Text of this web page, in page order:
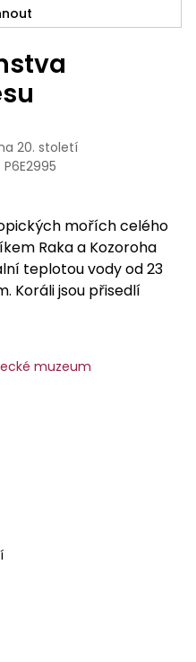
20. století
mořích celého
Raka a Kozoroha
teplotou vody od 23
Koráli jsou přisedlí
nebo v
omezeni jen na tropy,
i studené vody
kruhem. Ale žádný z
neroste tak rychle ani
útesové druhy v
s největší
obklopují kontinenty
náporem
vlivem vysoké
Samy jsou však
lidské činnosti.
světa již bylo
ohrožena v
korálové útesy
růstem a
muzeum